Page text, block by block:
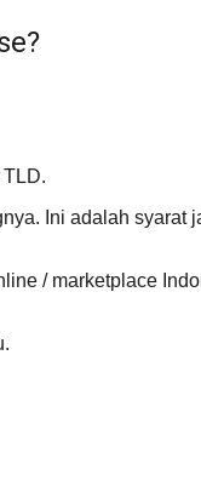
Ini adalah
/ marketplace